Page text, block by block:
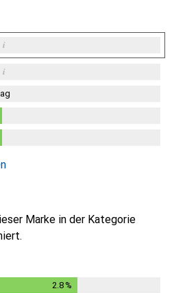
i
i
Marke in der Kategorie
2.8%